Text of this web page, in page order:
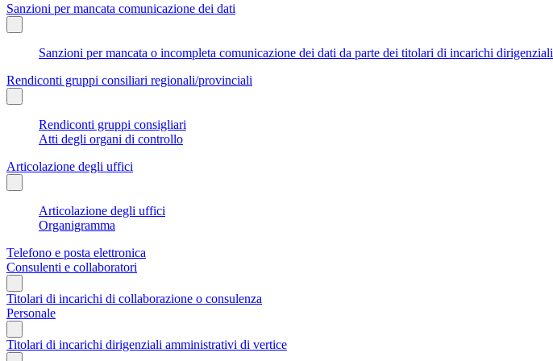
Sanzioni per mancata comunicazione dei dati
Sanzioni per mancata o incompleta comunicazione dei dati da parte dei titolari di incarichi dirigenziali
Rendiconti gruppi consiliari regionali/provinciali
Rendiconti gruppi consigliari
Atti degli organi di controllo
Articolazione degli uffici
Articolazione degli uffici
Organigramma
Telefono e posta elettronica
Consulenti e collaboratori
Titolari di incarichi di collaborazione o consulenza
Personale
Titolari di incarichi dirigenziali amministrativi di vertice